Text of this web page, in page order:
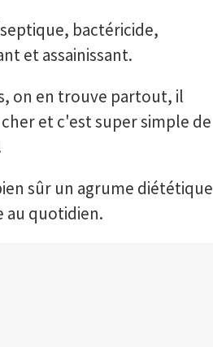
bactéricide,
et assainissant.
on en trouve partout, il
et c'est super simple de
sûr un agrume diététique
au quotidien.